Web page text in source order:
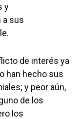
y
a sus
de interés ya
han hecho sus
y peor aún,
de los
los